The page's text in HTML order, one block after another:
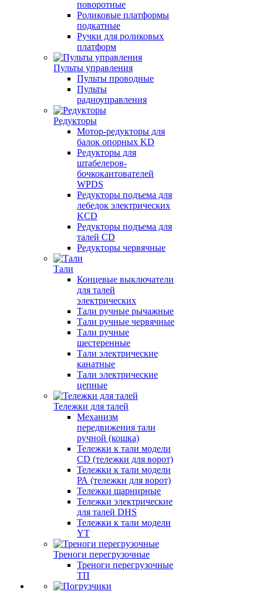
поворотные
Роликовые платформы
подкатные
Ручки для роликовых
платформ
Пульты управления
Пульты проводные
Пульты
радиоуправления
Редукторы
Мотор-редукторы для
балок опорных KD
Редукторы для
штабелеров-
бочкокантователей
WPDS
Редукторы подъема для
лебедок электрических
KCD
Редукторы подъема для
талей CD
Редукторы червячные
Тали
Концевые выключатели
для талей
электрических
Тали ручные рычажные
Тали ручные червячные
Тали ручные
шестеренные
Тали электрические
канатные
Тали электрические
цепные
Тележки для талей
Механизм
передвижения тали
ручной (кошка)
Тележки к тали модели
CD (тележки для ворот)
Тележки к тали модели
РА (тележки для ворот)
Тележки шарнирные
Тележки электрические
для талей DHS
Тележки к тали модели
YT
Треноги перегрузочные
Треноги перегрузочные
ТП